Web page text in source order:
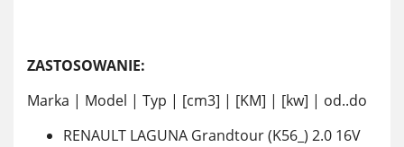
ZASTOSOWANIE:
Marka | Model | Typ | [cm3] | [KM] | [kw] | od..do
RENAULT LAGUNA Grandtour (K56_) 2.0 16V